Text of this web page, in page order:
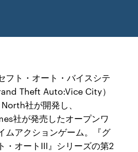
フト・オート・バイスシテ
Theft Auto:Vice City）
社が開発し、
社が発売したオープンワ
ムアクションゲーム。『グ
・オートIII』シリーズの第2